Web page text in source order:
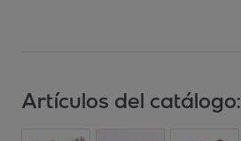
Artículos del catálogo: